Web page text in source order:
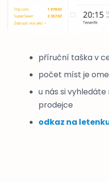
příruční taška v
počet míst je
u nás si
prodejce
odkaz na